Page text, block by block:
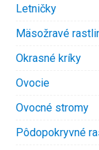
Letničky
Mäsožravé
Okrasné kríky
Ovocie
Ovocné stromy
Pôdopokryvné